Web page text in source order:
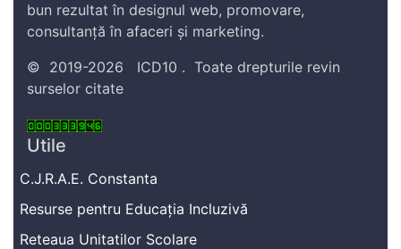
bun rezultat în designul web, promovare,
consultanță în afaceri și marketing.
© 2019-2026 ICD10 . Toate drepturile revin
surselor citate
Utile
C.J.R.A.E. Constanta
Resurse pentru Educația Incluzivă
Reteaua Unitatilor Scolare